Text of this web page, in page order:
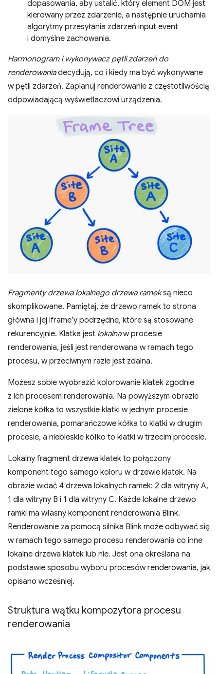
dopasowania, aby ustalić, który element DOM jest
kierowany przez zdarzenie, a następnie uruchamia
algorytmy przesyłania zdarzeń input event
i domyślne zachowania.
Harmonogram i wykonywacz pętli zdarzeń do
renderowaniadecydują, co i kiedy ma być wykonywane
w pętli zdarzeń. Zaplanuj renderowanie z częstotliwością
odpowiadającą wyświetlaczowi urządzenia.
Fragmenty drzewa lokalnego drzewa rameksą nieco
skomplikowane. Pamiętaj, że drzewo ramek to strona
główna i jej iframe’y podrzędne, które są stosowane
rekurencyjnie. Klatka jest lokalnaw procesie
renderowania, jeśli jest renderowana w ramach tego
procesu, w przeciwnym razie jest zdalna.
Możesz sobie wyobrazić kolorowanie klatek zgodnie
z ich procesem renderowania. Na powyższym obrazie
zielone kółka to wszystkie klatki w jednym procesie
renderowania, pomarańczowe kółka to klatki w drugim
procesie, a niebieskie kółko to klatki w trzecim procesie.
Lokalny fragment drzewa klatek to połączony
komponent tego samego koloru w drzewie klatek. Na
obrazie widać 4 drzewa lokalnych ramek: 2 dla witryny A,
1 dla witryny B i 1 dla witryny C. Każde lokalne drzewo
ramki ma własny komponent renderowania Blink.
Renderowanie za pomocą silnika Blink może odbywać się
w ramach tego samego procesu renderowania co inne
lokalne drzewa klatek lub nie. Jest ona określana na
podstawie sposobu wyboru procesów renderowania, jak
opisano wcześniej.
Struktura wątku kompozytora procesu
renderowania